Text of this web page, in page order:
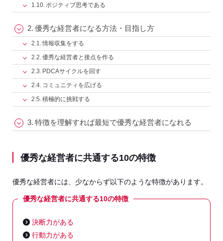
ポジティブ思考である
優秀な経営者になる方法・目指し方
情報収集をする
優秀な経営者と接点を作る
PDCAサイクルを回す
コミュニティを広げる
積極的に挑戦する
特徴を理解すれば最短で優秀な経営者になれる
優秀な経営者に共通する10の特徴
優秀な経営者には、少なからず以下のような特徴があります。
優秀な経営者に共通する10の特徴
決断力がある
行動力がある